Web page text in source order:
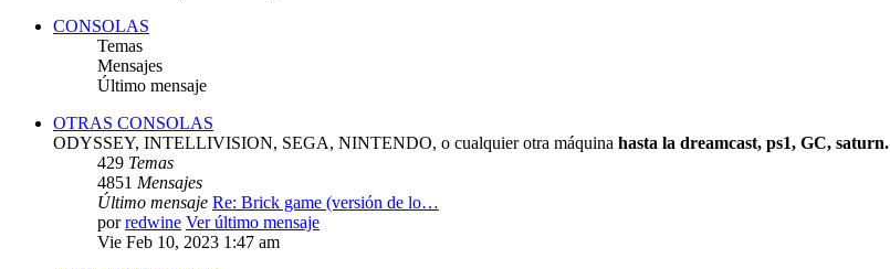
CONSOLAS
Temas
Mensajes
Último mensaje
OTRAS CONSOLAS
ODYSSEY, INTELLIVISION, SEGA, NINTENDO, o cualquier otra máquina hasta la dreamcast, ps1, GC, saturn.
429 Temas
4851 Mensajes
Último mensaje Re: Brick game (versión de lo…
porredwine Ver último mensaje
Vie Feb 10, 2023 1:47 am